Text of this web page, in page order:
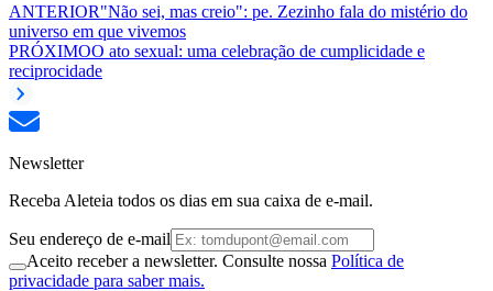
ANTERIOR"Não sei, mas creio": pe. Zezinho fala do mistério do
universo em que vivemos
PRÓXIMOO ato sexual: uma celebração de cumplicidade e
reciprocidade
Newsletter
Receba Aleteia todos os dias em sua caixa de e-mail.
Seu endereço de e-mail
Aceito receber a newsletter. Consulte nossa Política de
privacidade para saber mais.